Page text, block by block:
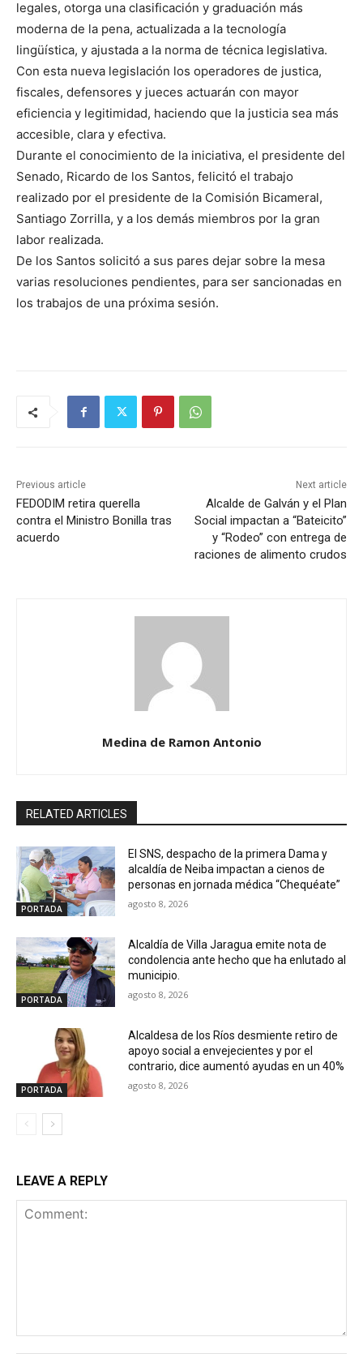
legales, otorga una clasificación y graduación más
moderna de la pena, actualizada a la tecnología
lingüística, y ajustada a la norma de técnica legislativa.
Con esta nueva legislación los operadores de justica,
fiscales, defensores y jueces actuarán con mayor
eficiencia y legitimidad, haciendo que la justicia sea más
accesible, clara y efectiva.
Durante el conocimiento de la iniciativa, el presidente del
Senado, Ricardo de los Santos, felicitó el trabajo
realizado por el presidente de la Comisión Bicameral,
Santiago Zorrilla, y a los demás miembros por la gran
labor realizada.
De los Santos solicitó a sus pares dejar sobre la mesa
varias resoluciones pendientes, para ser sancionadas en
los trabajos de una próxima sesión.
Previous article
FEDODIM retira querella
contra el Ministro Bonilla tras
acuerdo
Next article
Alcalde de Galván y el Plan
Social impactan a “Bateicito”
y “Rodeo” con entrega de
raciones de alimento crudos
Medina de Ramon Antonio
RELATED ARTICLES
PORTADA
El SNS, despacho de la primera Dama y
alcaldía de Neiba impactan a cienos de
personas en jornada médica “Chequéate”
agosto 8, 2026
PORTADA
Alcaldía de Villa Jaragua emite nota de
condolencia ante hecho que ha enlutado al
municipio.
agosto 8, 2026
PORTADA
Alcaldesa de los Ríos desmiente retiro de
apoyo social a envejecientes y por el
contrario, dice aumentó ayudas en un 40%
agosto 8, 2026
LEAVE A REPLY